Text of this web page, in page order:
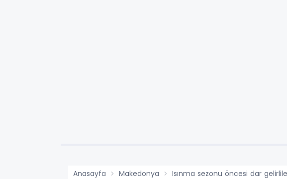
Anasayfa Makedonya Isınma sezonu öncesi dar